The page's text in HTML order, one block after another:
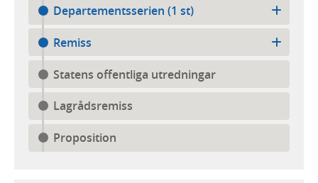
Departementsserien (1 st)
Remiss
Statens offentliga utredningar
Lagrådsremiss
Proposition